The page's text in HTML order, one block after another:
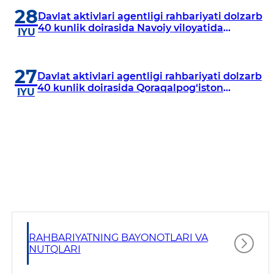
28
IYU
Davlat aktivlari agentligi rahbariyati dolzarb
40 kunlik doirasida Navoiy viloyatida
27
IYU
Davlat aktivlari agentligi rahbariyati dolzarb
40 kunlik doirasida Qoraqalpog‘iston
RAHBARIYATNING BAYONOTLARI VA
NUTQLARI